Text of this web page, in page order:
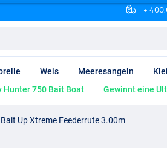
+
Wels Meeresangeln
Hunter 750 Bait Boat Gewinnt eine
Up Xtreme Feederrute 3.00m